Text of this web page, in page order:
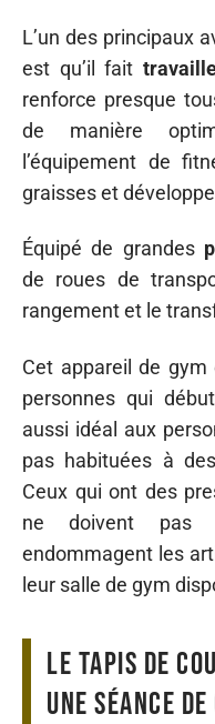
L’un des principaux
est qu’il fait
renforce presque
de manière
l’équipement de
graisses et
Équipé de grandes
de roues de
rangement et le
Cet appareil de
personnes qui
aussi idéal aux
pas habituées à
Ceux qui ont des
ne doivent pas
endommagent les
leur salle de gym
Le tapis de
une séance